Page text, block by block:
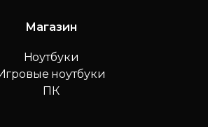
Магазин
Ноутбуки
ноутбуки
ПК